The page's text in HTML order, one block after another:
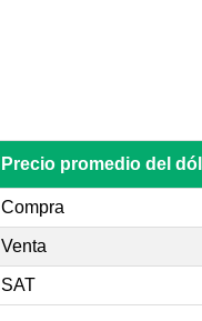
Precio promedio del
Compra
Venta
SAT